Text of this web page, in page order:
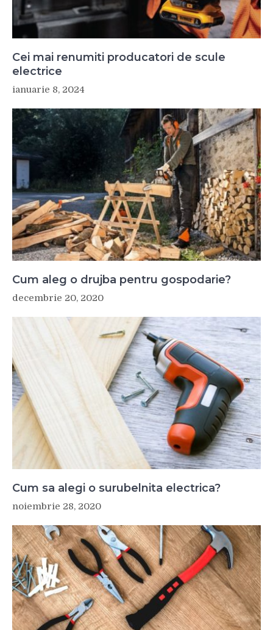
Cei mai renumiti producatori de scule
electrice
ianuarie 8, 2024
Cum aleg o drujba pentru gospodarie?
decembrie 20, 2020
Cum sa alegi o surubelnita electrica?
noiembrie 28, 2020